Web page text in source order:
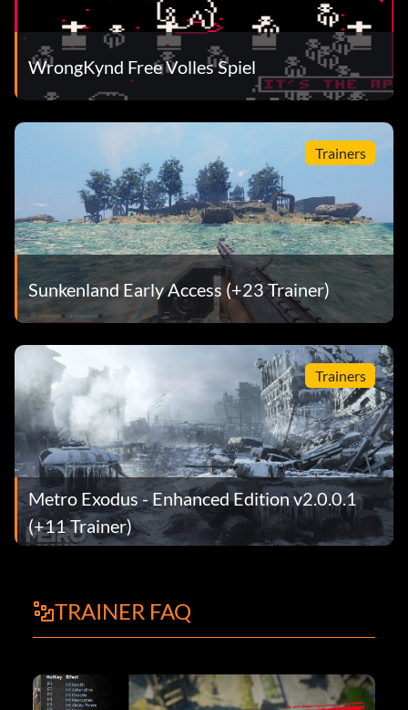
WrongKynd Free Volles Spiel
Trainers
Sunkenland Early Access (+23 Trainer)
Trainers
Metro Exodus - Enhanced Edition v2.0.0.1
(+11 Trainer)
TRAINER FAQ